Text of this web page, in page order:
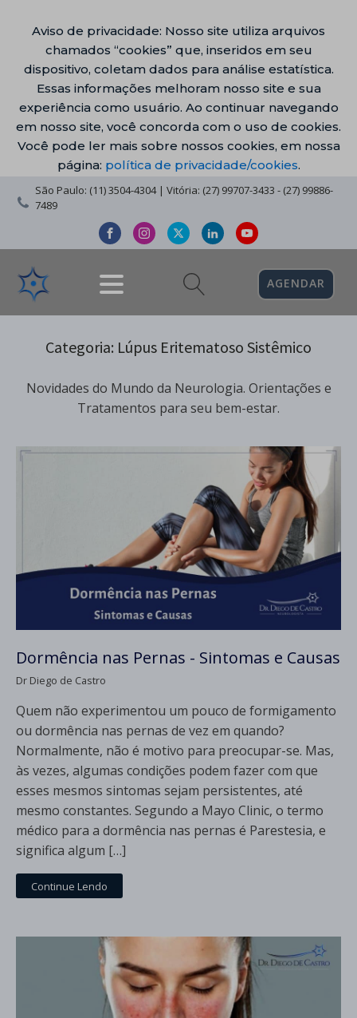
Aviso de privacidade: Nosso site utiliza arquivos
chamados “cookies” que, inseridos em seu
dispositivo, coletam dados para análise estatística.
Essas informações melhoram nosso site e sua
experiência como usuário. Ao continuar navegando
em nosso site, você concorda com o uso de cookies.
Você pode ler mais sobre nossos cookies, em nossa
página: política de privacidade/cookies.
São Paulo: (11) 3504-4304 | Vitória: (27) 99707-3433 - (27) 99886-
7489
AGENDAR
Categoria: Lúpus Eritematoso Sistêmico
Novidades do Mundo da Neurologia. Orientações e
Tratamentos para seu bem-estar.
Dormência nas Pernas - Sintomas e Causas
Dr Diego de Castro
Quem não experimentou um pouco de formigamento
ou dormência nas pernas de vez em quando?
Normalmente, não é motivo para preocupar-se. Mas,
às vezes, algumas condições podem fazer com que
esses mesmos sintomas sejam persistentes, até
mesmo constantes. Segundo a Mayo Clinic, o termo
médico para a dormência nas pernas é Parestesia, e
significa algum […]
Continue Lendo